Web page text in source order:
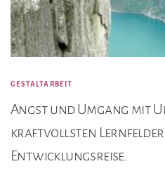
GESTALTARBEIT
Angst und Umgang mit
kraftvollsten Lernfelder
Entwicklungsreise.